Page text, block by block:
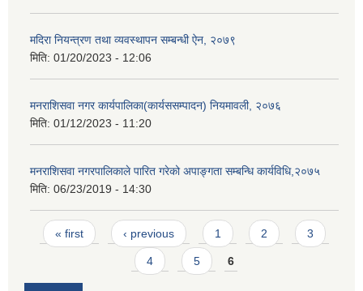
मदिरा नियन्त्रण तथा व्यवस्थापन सम्बन्धी ऐन, २०७९
मिति: 01/20/2023 - 12:06
मनराशिसवा नगर कार्यपालिका(कार्यससम्पादन) नियमावली, २०७६
मिति: 01/12/2023 - 11:20
मनराशिसवा नगरपालिकाले पारित गरेको अपाङ्गता सम्बन्धि कार्यविधि,२०७५
मिति: 06/23/2019 - 14:30
Pages
« first ‹ previous 1 2 3
4 5 6